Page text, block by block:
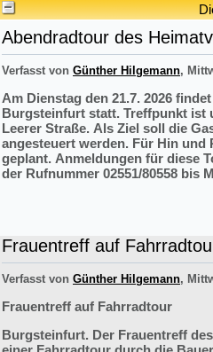
Abendradtour des
Verfasst von Günther Hilgemann,
Am Dienstag den 21.7. 2026
Burgsteinfurt statt. Treffpunkt ist
Leerer Straße. Als Ziel soll die
angesteuert werden. Für Hin und
geplant. Anmeldungen für diese
der Rufnummer 02551/80558 bis
Frauentreff auf
Verfasst von Günther Hilgemann,
Frauentreff auf Fahrradtour
Burgsteinfurt. Der Frauentreff